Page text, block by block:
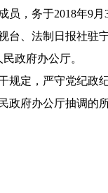
员，务于2018年9月
台、法制日报社驻
政府办公厅。
规定，严守党纪
政府办公厅抽调的